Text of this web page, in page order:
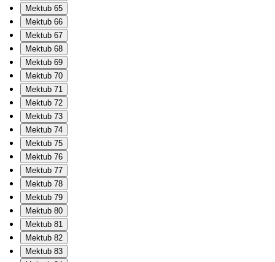
Mektub 65
Mektub 66
Mektub 67
Mektub 68
Mektub 69
Mektub 70
Mektub 71
Mektub 72
Mektub 73
Mektub 74
Mektub 75
Mektub 76
Mektub 77
Mektub 78
Mektub 79
Mektub 80
Mektub 81
Mektub 82
Mektub 83